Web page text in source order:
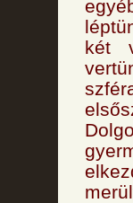
két